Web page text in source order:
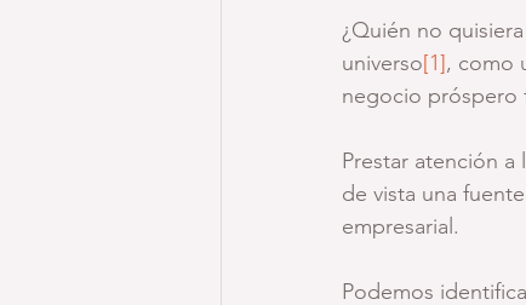
¿Quién no
universo[1], como
negocio próspero
Prestar atención
de vista una
empresarial.
Podemos